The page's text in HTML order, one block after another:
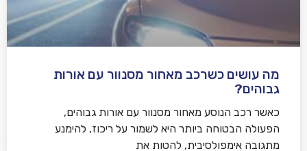
מה עושים כשרכב מאחור מסנוור עם אורות
גבוהים?
כאשר רכב הנוסע מאחור מסנוור עם אורות גבוהים,
הפעולה הבטוחה ביותר היא לשמור על ריכוז, להימנע
מתגובה אימפולסיבית, להטות את